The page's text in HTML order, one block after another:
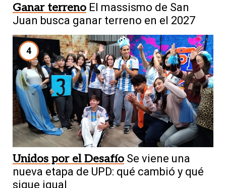
Ganar terreno El massismo de San
Juan busca ganar terreno en el 2027
4
Unidos por el Desafío Se viene una
nueva etapa de UPD: qué cambió y qué
sigue igual